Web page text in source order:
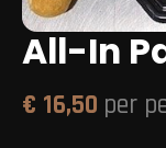
All-In
€ 16,50 per